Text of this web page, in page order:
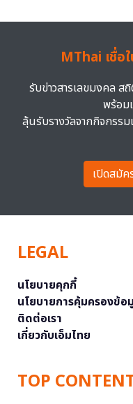
MThai เชื่อ
รับข่าวสารเลขมงคล ส
พร้อม
ลุ้นรับรางวัลจากกิจกรร
เปิดสมัค
LEGAL
นโยบายคุกกี้
นโยบายการคุ้มครองข้
ติดต่อเรา
เกี่ยวกับเอ็มไทย
TOP